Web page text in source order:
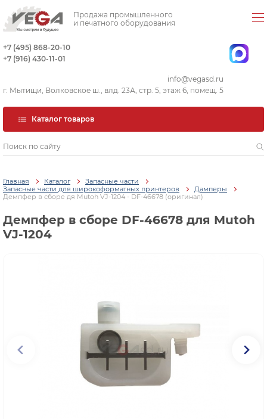
Продажа промышленного
и печатного оборудования
+7 (495) 868-20-10
+7 (916) 430-11-01
info@vegasd.ru
г. Мытищи, Волковское ш., влд. 23А, стр. 5, этаж 6, помещ. 5
Каталог товаров
Главная Каталог
Запасные части
Запасные части для широкоформатных принтеров
Дамперы
Демпфер в сборе дя Mutoh VJ-1204 - DF-46678 (оригинал)
Демпфер в сборе DF-46678 для Mutoh
VJ-1204